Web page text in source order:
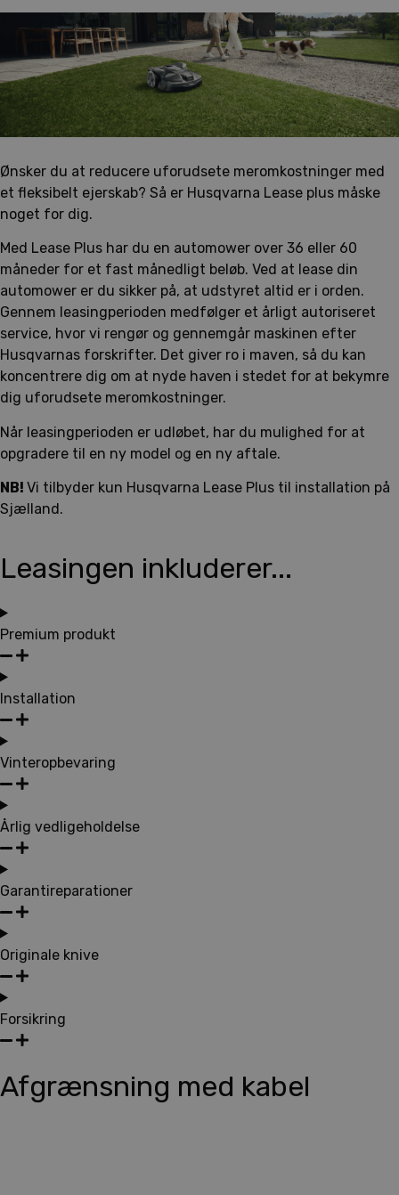
Ønsker du at reducere uforudsete meromkostninger med
et fleksibelt ejerskab? Så er Husqvarna Lease plus måske
noget for dig.
Med Lease Plus har du en automower over 36 eller 60
måneder for et fast månedligt beløb. Ved at lease din
automower er du sikker på, at udstyret altid er i orden.
Gennem leasingperioden medfølger et årligt autoriseret
service, hvor vi rengør og gennemgår maskinen efter
Husqvarnas forskrifter. Det giver ro i maven, så du kan
koncentrere dig om at nyde haven i stedet for at bekymre
dig uforudsete meromkostninger.
Når leasingperioden er udløbet, har du mulighed for at
opgradere til en ny model og en ny aftale.
NB! Vi tilbyder kun Husqvarna Lease Plus til installation på
Sjælland.
Leasingen inkluderer...
Premium produkt
Installation
Vinteropbevaring
Årlig vedligeholdelse
Garantireparationer
Originale knive
Forsikring
Afgrænsning med kabel